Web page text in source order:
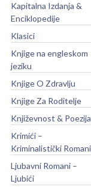
Kapitalna Izdanja &
Enciklopedije
Klasici
Knjige na engleskom
jeziku
Knjige O Zdravlju
Knjige Za Roditelje
Književnost & Poezija
Krimići –
Kriminalistički Romani
Ljubavni Romani –
Ljubići